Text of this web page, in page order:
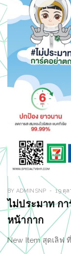
BY ADMINSNP 19 ตุล
ไม่ประมาท ก
หน้ากาก
New Item สุดเลิฟ